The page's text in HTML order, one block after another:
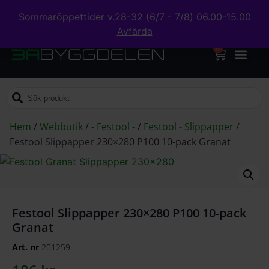
Sommaröppettider v.28-32 (6/7 - 7/8) 06.00-15.00
Avfärda
0
Hem /Webbutik/ - Festool -/ Festool - Slippapper /
Festool Slippapper 230×280 P100 10-pack Granat
Festool Slippapper 230×280 P100 10-pack
Granat
Art. nr 201259